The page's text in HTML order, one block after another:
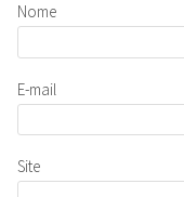
Nome
E-mail
Site